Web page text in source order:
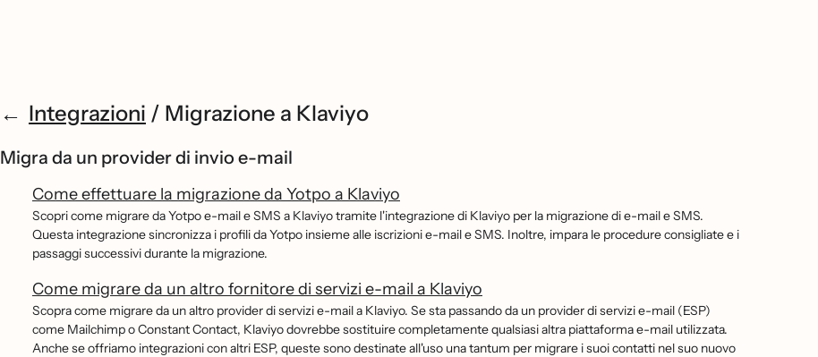
Integrazioni / Migrazione a Klaviyo
Migra da un provider di invio e-mail
Come effettuare la migrazione da Yotpo a Klaviyo
Scopri come migrare da Yotpo e-mail e SMS a Klaviyo tramite l'integrazione di Klaviyo per la migrazione di e-mail e SMS.
Questa integrazione sincronizza i profili da Yotpo insieme alle iscrizioni e-mail e SMS. Inoltre, impara le procedure consigliate e i
passaggi successivi durante la migrazione.
Come migrare da un altro fornitore di servizi e-mail a Klaviyo
Scopra come migrare da un altro provider di servizi e-mail a Klaviyo. Se sta passando da un provider di servizi e-mail (ESP)
come Mailchimp o Constant Contact, Klaviyo dovrebbe sostituire completamente qualsiasi altra piattaforma e-mail utilizzata.
Anche se offriamo integrazioni con altri ESP, queste sono destinate all'uso una tantum per migrare i suoi contatti nel suo nuovo